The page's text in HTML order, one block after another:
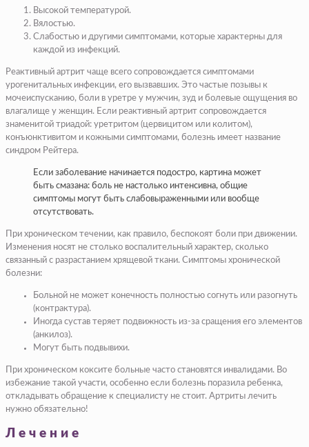
Высокой температурой.
Вялостью.
Слабостью и другими симптомами, которые характерны для
каждой из инфекций.
Реактивный артрит чаще всего сопровождается симптомами
урогенитальных инфекции, его вызвавших. Это частые позывы к
мочеиспусканию, боли в уретре у мужчин, зуд и болевые ощущения во
влагалище у женщин. Если реактивный артрит сопровождается
знаменитой триадой: уретритом (цервицитом или колитом),
конъюнктивитом и кожными симптомами, болезнь имеет название
синдром Рейтера.
Если заболевание начинается подостро, картина может
быть смазана: боль не настолько интенсивна, общие
симптомы могут быть слабовыраженными или вообще
отсутствовать.
При хроническом течении, как правило, беспокоят боли при движении.
Изменения носят не столько воспалительный характер, сколько
связанный с разрастанием хрящевой ткани. Симптомы хронической
болезни:
Больной не может конечность полностью согнуть или разогнуть
(контрактура).
Иногда сустав теряет подвижность из-за сращения его элементов
(анкилоз).
Могут быть подвывихи.
При хроническом коксите больные часто становятся инвалидами. Во
избежание такой участи, особенно если болезнь поразила ребенка,
откладывать обращение к специалисту не стоит. Артриты лечить
нужно обязательно!
Лечение